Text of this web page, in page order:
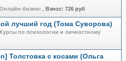
бизнес , Взнос: 726 руб
лучший год (Тома Суворова)
по психологии и личностному
Толстовка с косами (Ольга